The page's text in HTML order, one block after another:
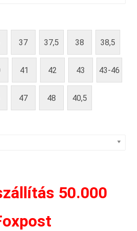
37 37,5 38 38,5
41 42 43 43-46
47 48 40,5
50.000